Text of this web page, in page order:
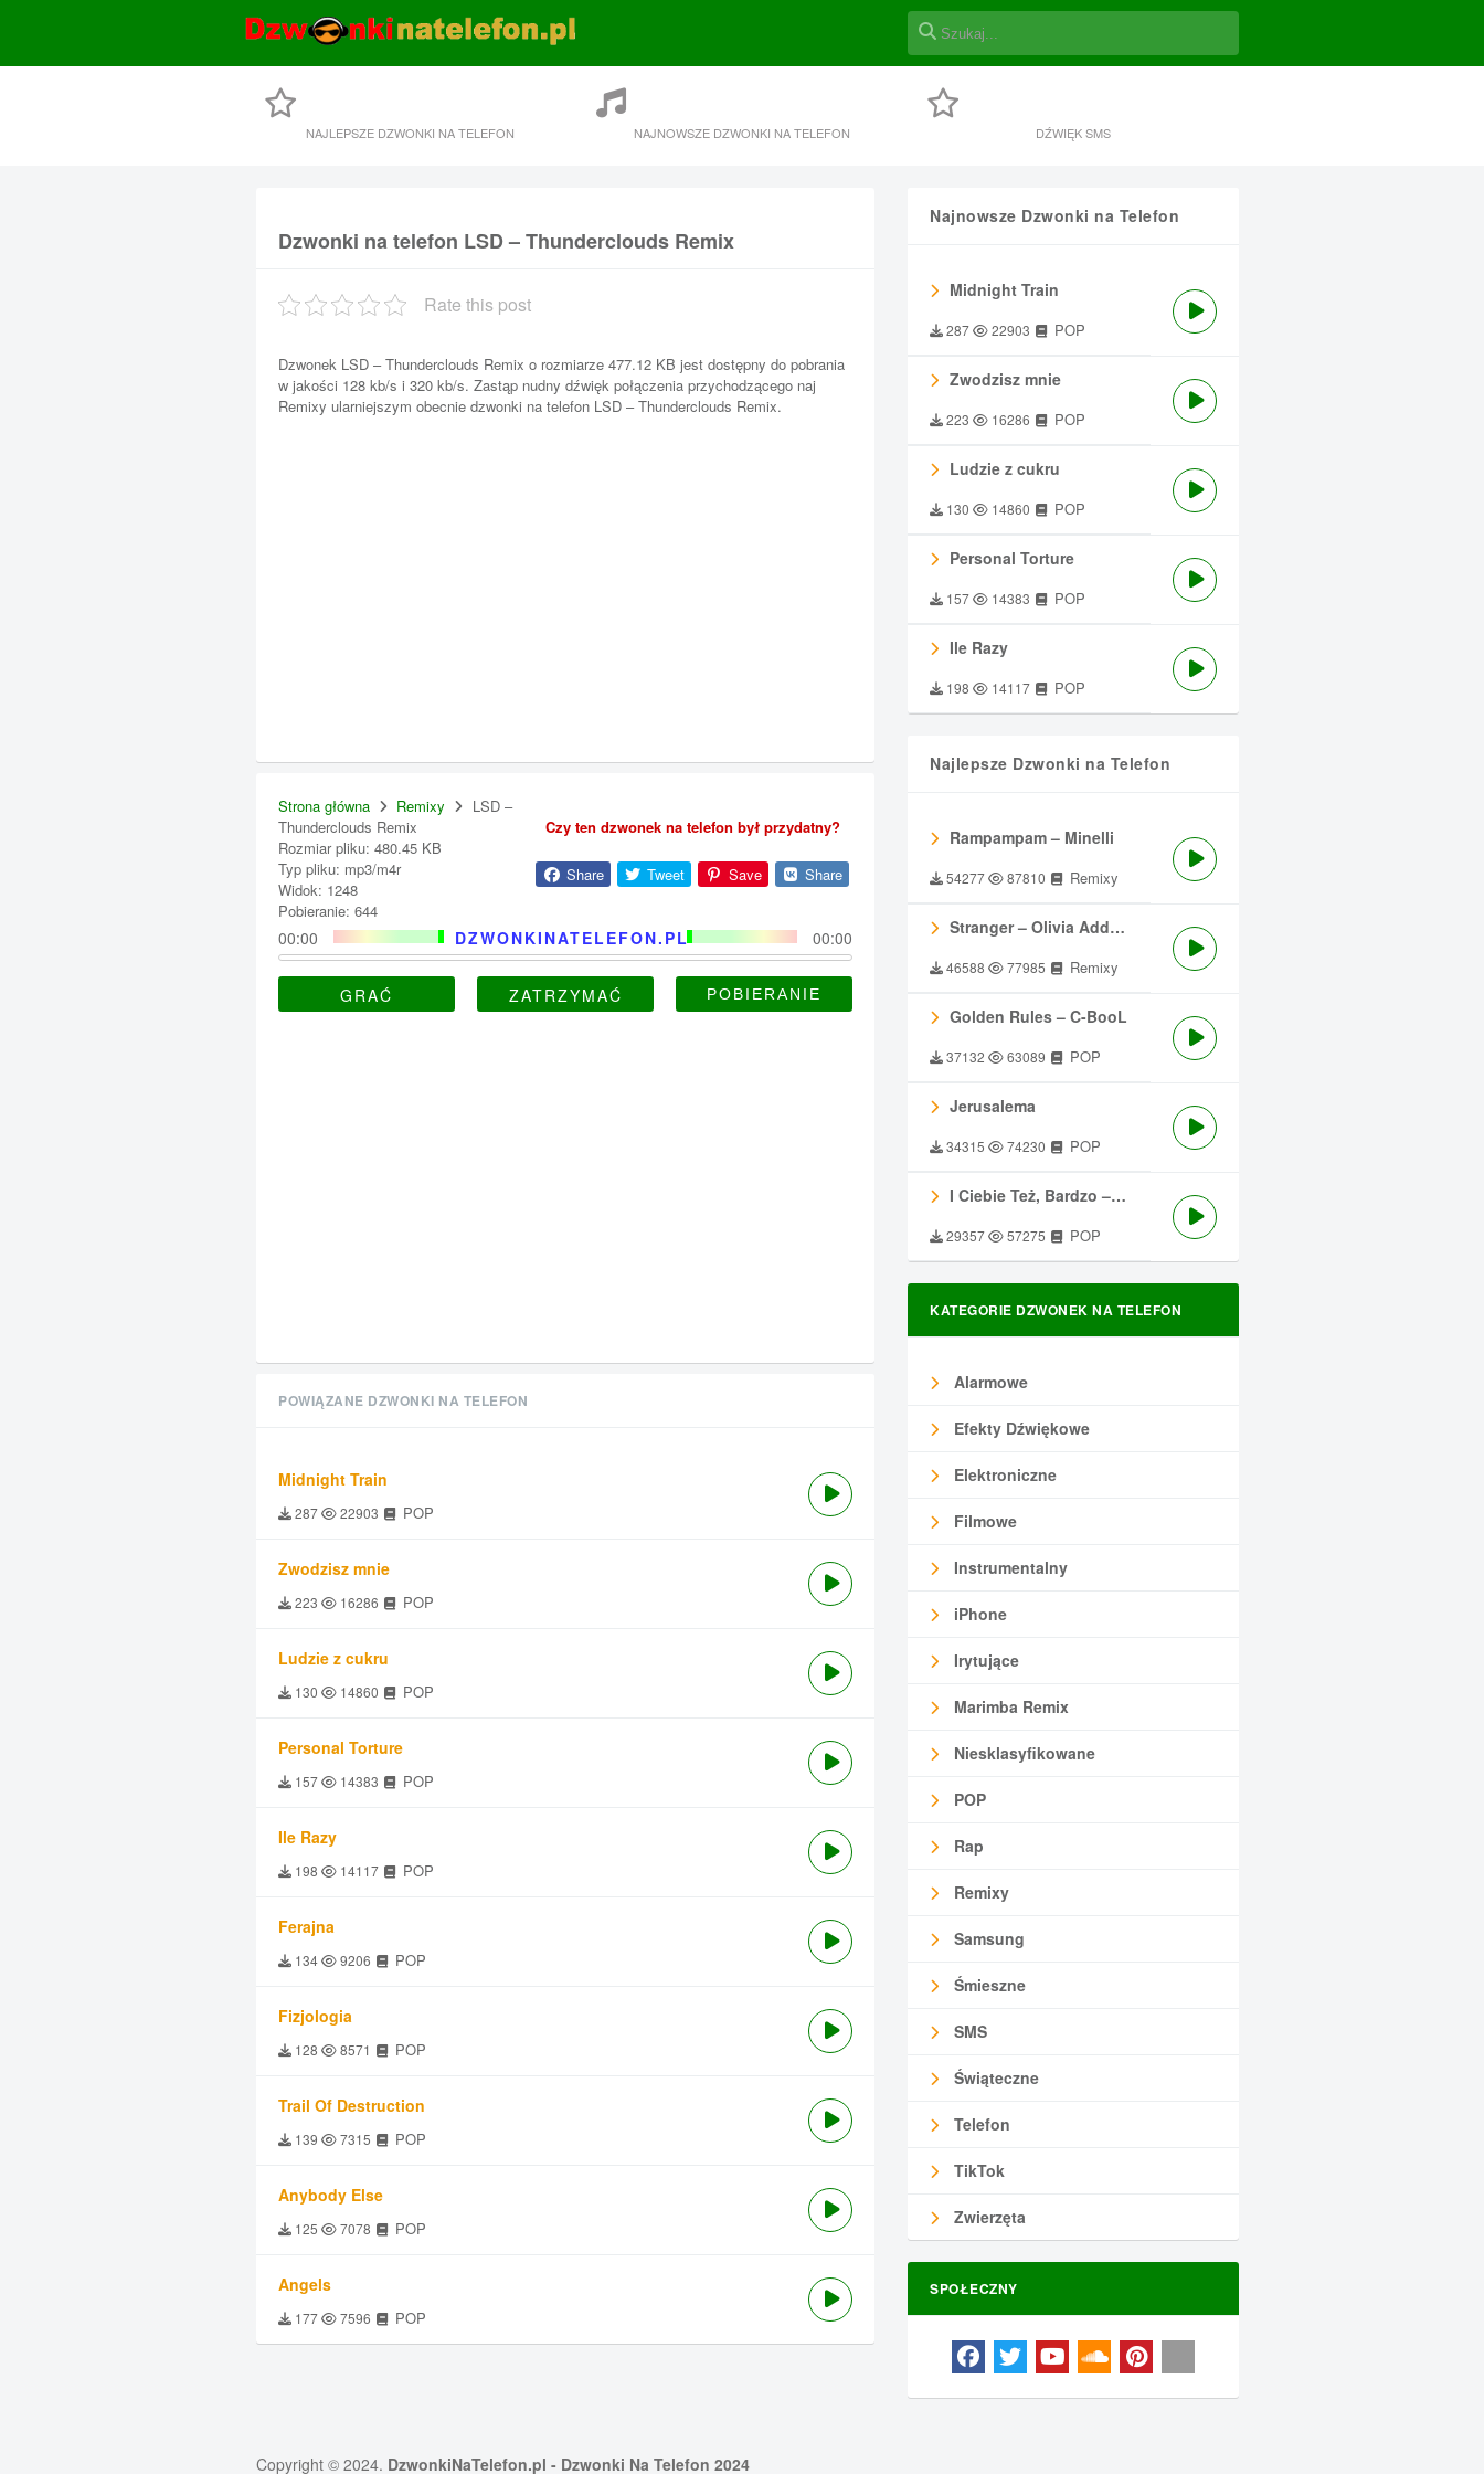
NAJLEPSZE DZWONKI NA TELEFON NAJNOWSZE DZWONKI NA TELEFON DŹWIĘK SMS
Dzwonki na telefon LSD – Thunderclouds Remix
Rate this post
Dzwonek LSD – Thunderclouds Remix o rozmiarze 477.12 KB jest dostępny do pobrania
w jakości 128 kb/s i 320 kb/s. Zastąp nudny dźwięk połączenia przychodzącego naj
Remixy ularniejszym obecnie dzwonki na telefon LSD – Thunderclouds Remix.
Strona główna Remixy
LSD –
Thunderclouds Remix
Rozmiar pliku: 480.45 KB
Typ pliku: mp3/m4r
Widok: 1248
Pobieranie: 644
Czy ten dzwonek na telefon był przydatny?
Share Tweet Save Share
DZWONKINATELEFON.PL
00:00 00:00
GRAĆ ZATRZYMAĆ
Najnowsze Dzwonki na Telefon
Midnight Train
287 22903 POP
Zwodzisz mnie
223 16286 POP
Ludzie z cukru
130 14860 POP
Personal Torture
157 14383 POP
Ile Razy
198 14117 POP
Najlepsze Dzwonki na Telefon
Rampampam – Minelli
54277 87810 Remixy
Stranger – Olivia Addams
46588 77985 Remixy
Golden Rules – C-BooL
37132 63089 POP
Jerusalema
34315 74230 POP
I Ciebie Też, Bardzo – Męskie Granie
29357 57275 POP
KATEGORIE DZWONEK NA TELEFON
Alarmowe
Efekty Dźwiękowe
Elektroniczne
Filmowe
Instrumentalny
iPhone
Irytujące
Marimba Remix
Niesklasyfikowane
POP
Rap
Remixy
Samsung
Śmieszne
SMS
Świąteczne
Telefon
TikTok
Zwierzęta
SPOŁECZNY
POWIĄZANE DZWONKI NA TELEFON
Midnight Train
287 22903 POP
Zwodzisz mnie
223 16286 POP
Ludzie z cukru
130 14860 POP
Personal Torture
157 14383 POP
Ile Razy
198 14117 POP
Ferajna
134 9206 POP
Fizjologia
128 8571 POP
Trail Of Destruction
139 7315 POP
Anybody Else
125 7078 POP
Angels
177 7596 POP
Copyright © 2024. DzwonkiNaTelefon.pl - Dzwonki Na Telefon 2024